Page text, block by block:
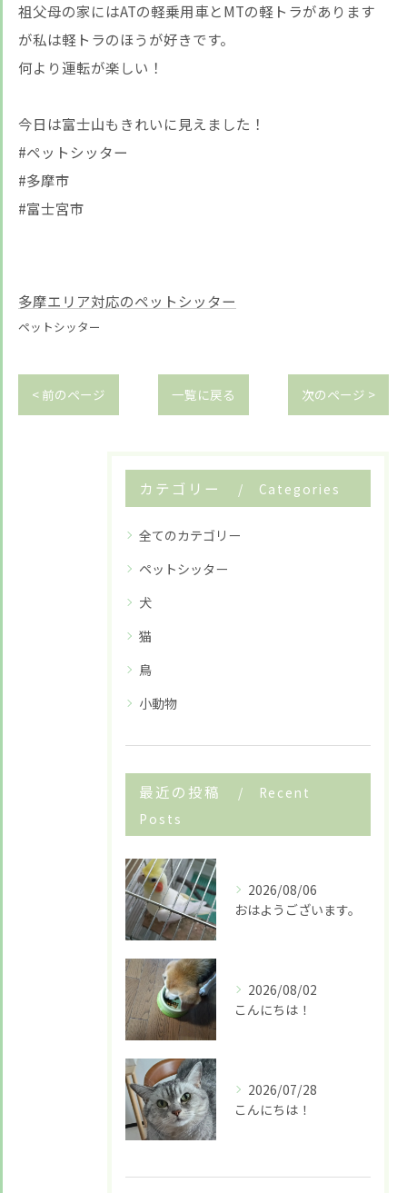
祖父母の家にはATの軽乗用車とMTの軽トラがあります
が私は軽トラのほうが好きです。
何より運転が楽しい！
今日は富士山もきれいに見えました！
#ペットシッター
#多摩市
#富士宮市
多摩エリア対応のペットシッター
ペットシッター
< 前のページ 一覧に戻る 次のページ >
カテゴリー Categories
全てのカテゴリー
ペットシッター
犬
猫
鳥
小動物
最近の投稿
Recent
Posts
2026/08/06
おはようございます。
2026/08/02
こんにちは！
2026/07/28
こんにちは！
お悩みですか？ LINEでお気軽に質問してください！
LINE友だち追加はこちら